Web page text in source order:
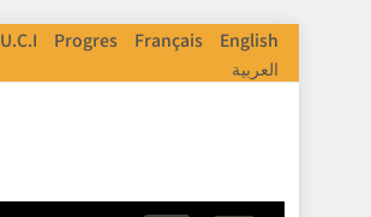
U.C.I Progres Français
English
العربية